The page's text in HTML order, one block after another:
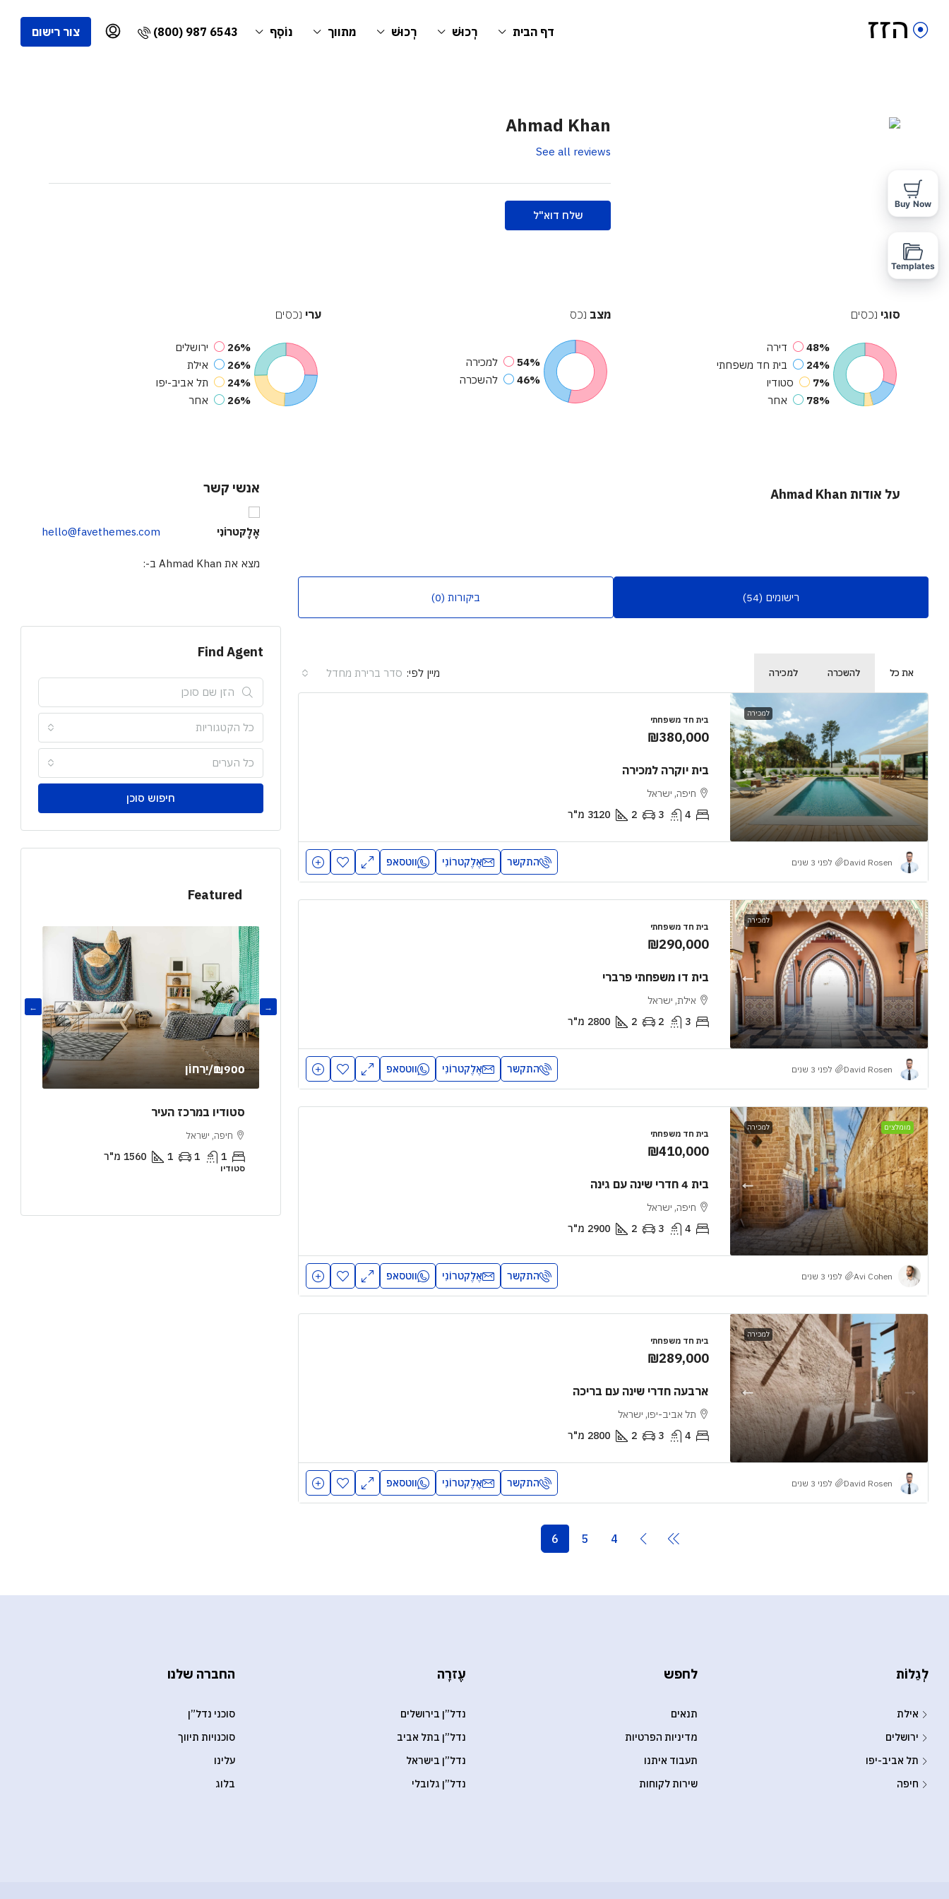
דף הבית רְכוּשׁ רְכוּשׁ מתווך נוֹסָף (800) 987 6543 צור רישום
Ahmad Khan
See all reviews
שלח דוא"ל
סוגי נכסים
48%
דירה
24%
בית חד משפחתי
7%
סטודיו
78%
אחר
מצב נכס
54%
למכירה
46%
להשכרה
ערי נכסים
26%
ירושלים
26%
אילת
24%
תל אביב-יפו
26%
אחר
על אודות Ahmad Khan
רישומים (54) ביקורות (0)
את כל להשכרה למכירה מיין לפי: סדר ברירת מחדל
למכירה
בית חד משפחתי
₪380,000
בית יוקרה למכירה
חיפה, ישראל
4
3
2
3120 מ"ר
David Rosen לפני 3 שנים התקשר אֶלֶקטרוֹנִי ווטסאפ
למכירה
בית חד משפחתי
₪290,000
בית דו משפחתי פרברי
אילת, ישראל
3
2
2
2800 מ"ר
David Rosen לפני 3 שנים התקשר אֶלֶקטרוֹנִי ווטסאפ
מומלצים למכירה
בית חד משפחתי
₪410,000
בית 4 חדרי שינה עם גינה
חיפה, ישראל
4
3
2
2900 מ"ר
Avi Cohen לפני 3 שנים התקשר אֶלֶקטרוֹנִי ווטסאפ
למכירה
בית חד משפחתי
₪289,000
ארבעה חדרי שינה עם בריכה
תל אביב-יפו, ישראל
4
3
2
2800 מ"ר
David Rosen לפני 3 שנים התקשר אֶלֶקטרוֹנִי ווטסאפ
4
5
6
אנשי קשר
אֶלֶקטרוֹנִי hello@favethemes.com
מצא את Ahmad Khan ב-:
Find Agent
כל הקטגוריות
כל הערים
חיפוש סוכן
Featured
חיפה, ישראל
4
₪6,700 /יַרחוֹן
וילה עם ארבעה חדרי שינה עם טרסה
₪1,900/יַרחוֹן
סטודיו במרכז העיר
חיפה, ישראל
1
1
1
1560 מ"ר
סטודיו
לְגַלוֹת
אילת
ירושלים
תל אביב-יפו
חיפה
לחפש
תנאים
מדיניות הפרטיות
תעבוד איתנו
שירות לקוחות
עֶזרָה
נדל”ן בירושלים
נדל”ן בתל אביב
נדל”ן בישראל
נדל”ן גלובלי
החברה שלנו
סוכני נדל”ן
סוכנויות תיווך
עלינו
בלוג
Buy Now
Templates